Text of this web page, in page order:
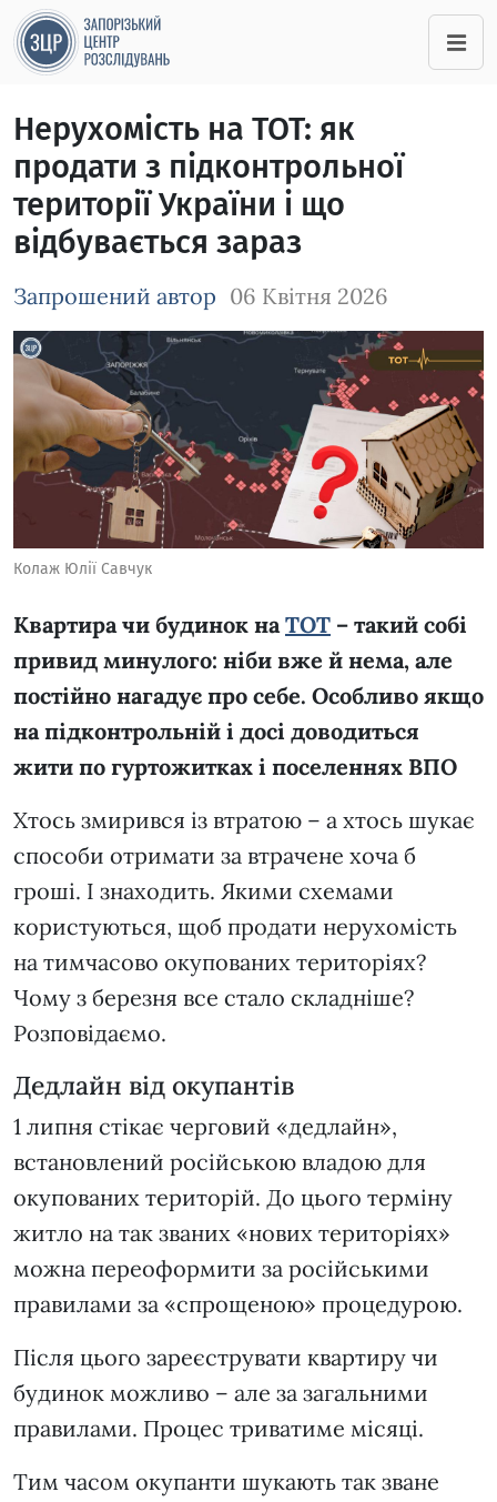
Нерухомість на ТОТ: як
продати з підконтрольної
території України і що
відбувається зараз
Запрошений автор 06 Квітня 2026
Зображення завантажується
Колаж Юлії Савчук
Квартира чи будинок наТОТ – такий собі
привид минулого: ніби вже й нема, але
постійно нагадує про себе. Особливо якщо
на підконтрольній і досі доводиться
жити по гуртожитках і поселеннях ВПО
Хтось змирився із втратою – а хтось шукає
способи отримати за втрачене хоча б
гроші. І знаходить. Якими схемами
користуються, щоб продати нерухомість
на тимчасово окупованих територіях?
Чому з березня все стало складніше?
Розповідаємо.
Дедлайн від окупантів
1 липня стікає черговий «дедлайн»,
встановлений російською владою для
окупованих територій. До цього терміну
житло на так званих «нових територіях»
можна переоформити за російськими
правилами за «спрощеною» процедурою.
Після цього зареєструвати квартиру чи
будинок можливо – але за загальними
правилами. Процес триватиме місяці.
Тим часом окупанти шукають так зване